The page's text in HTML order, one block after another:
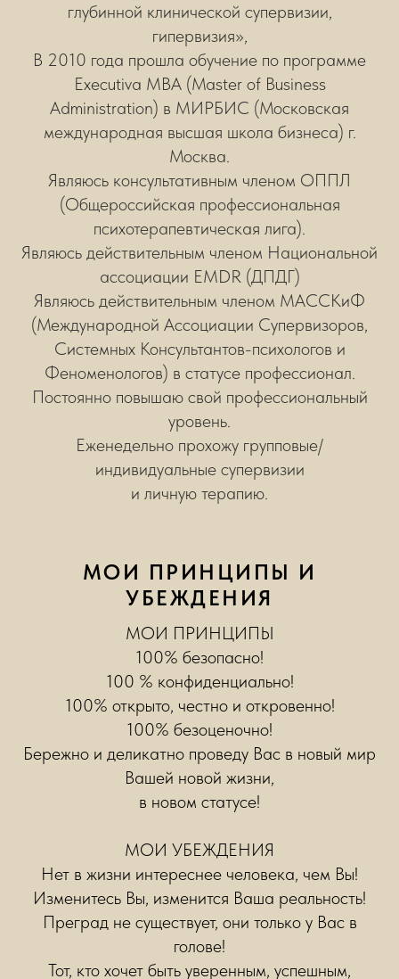
глубинной клинической супервизии,
гипервизия»,
В 2010 года прошла обучение по программе
Executiva MBA (Master of Business
Administration) в МИРБИС (Московская
международная высшая школа бизнеса) г.
Москва.
Являюсь консультативным членом ОППЛ
(Общероссийская профессиональная
психотерапевтическая лига).
Являюсь действительным членом Национальной
ассоциации EMDR (ДПДГ)
Являюсь действительным членом МАССКиФ
(Международной Ассоциации Супервизоров,
Системных Консультантов-психологов и
Феноменологов) в статусе профессионал.
Постоянно повышаю свой профессиональный
уровень.
Еженедельно прохожу групповые/
индивидуальные супервизии
и личную терапию.
МОИ ПРИНЦИПЫ И
УБЕЖДЕНИЯ
МОИ ПРИНЦИПЫ
100% безопасно!
100 % конфиденциально!
100% открыто, честно и откровенно!
100% безоценочно!
Бережно и деликатно проведу Вас в новый мир
Вашей новой жизни,
в новом статусе!
МОИ УБЕЖДЕНИЯ
Нет в жизни интереснее человека, чем Вы!
Изменитесь Вы, изменится Ваша реальность!
Преград не существует, они только у Вас в
голове!
Тот, кто хочет быть уверенным, успешным,